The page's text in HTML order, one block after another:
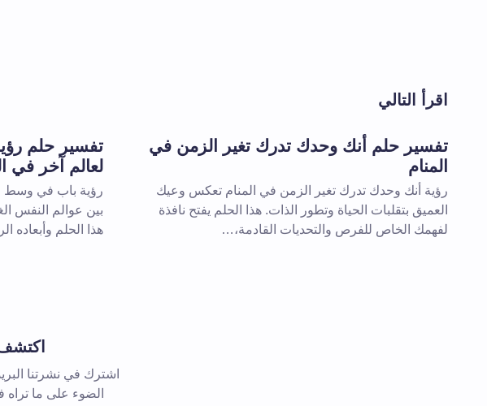
اقرأ التالي
تفسير حلم أنك وحدك تدرك تغير الزمن في
المنام
رؤية أنك وحدك تدرك تغير الزمن في المنام تعكس وعيك
العميق بتقلبات الحياة وتطور الذات. هذا الحلم يفتح نافذة
لفهمك الخاص للفرص والتحديات القادمة،…
تفسير حلم
لعالم آخر في
رؤية باب في وسط
بين عوالم النفس
هذا الحلم وأبعاده
اشترك في نشرتنا
الضوء على ما تراه